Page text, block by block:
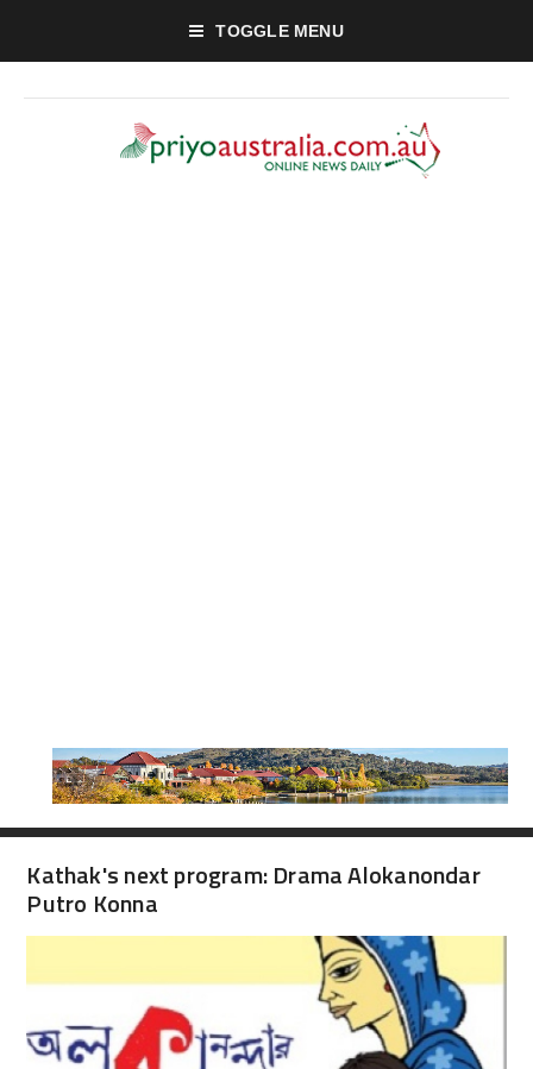
TOGGLE MENU
Kathak's next program: Drama Alokanondar
Putro Konna